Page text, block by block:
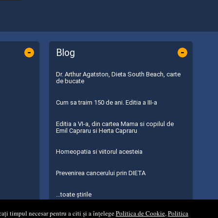
timpul necesar pentru a citi și a înțelegePolitica de Cookie,Politica
- Blog -
Dr. Arthur Agatston, Dieta South Beach, carte
de bucate
Cum sa traim 150 de ani. Editia a III-a
Editia a VI-a, din cartea Mama si copilul de
Emil Capraru si Herta Capraru
Homeopatia si viitorul acesteia
Prevenirea cancerului prin DIETA
...toate știrile